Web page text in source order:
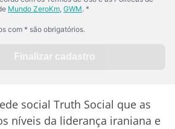
social Truth Social que as
níveis da liderança iraniana e